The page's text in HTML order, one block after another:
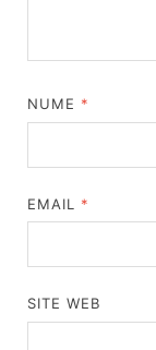
NUME *
EMAIL *
SITE WEB